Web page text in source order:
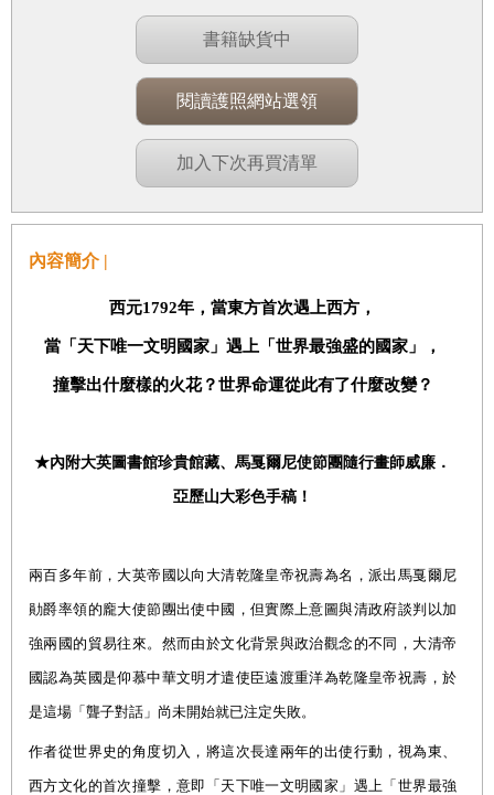
書籍缺貨中
閱讀護照網站選領
加入下次再買清單
內容簡介 |
西元1792年，當東方首次遇上西方，
當「天下唯一文明國家」遇上「世界最強盛的國家」，
撞擊出什麼樣的火花？世界命運從此有了什麼改變？
★內附大英圖書館珍貴館藏、馬戛爾尼使節團隨行畫師威廉．
亞歷山大彩色手稿！
兩百多年前，大英帝國以向大清乾隆皇帝祝壽為名，派出馬戛爾尼
勛爵率領的龐大使節團出使中國，但實際上意圖與清政府談判以加
強兩國的貿易往來。然而由於文化背景與政治觀念的不同，大清帝
國認為英國是仰慕中華文明才遣使臣遠渡重洋為乾隆皇帝祝壽，於
是這場「聾子對話」尚未開始就已注定失敗。
作者從世界史的角度切入，將這次長達兩年的出使行動，視為東、
西方文化的首次撞擊，意即「天下唯一文明國家」遇上「世界最強